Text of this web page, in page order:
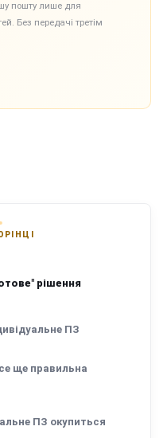
пошту лише для
Без передачі третім
рішення
ПЗ
ще правильна
ПЗ окупиться